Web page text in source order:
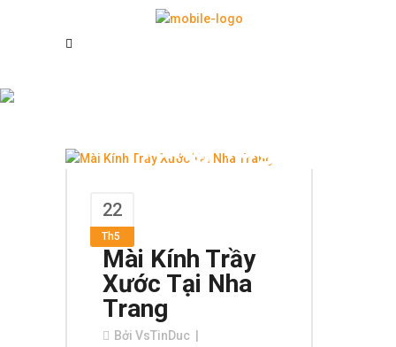
Trang Tag
22
Th5
Mài Kính Trầy
Xước Tại Nha
Trang
Bởi VsTinDuc